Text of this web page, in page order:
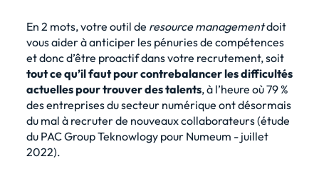
En 2 mots, votre outil de resource managementdoit
vous aider à anticiper les pénuries de compétences
et donc d’être proactif dans votre recrutement, soit
tout ce qu’il faut pour contrebalancer les difficultés
actuelles pour trouver des talents, à l’heure où 79 %
des entreprises du secteur numérique ont désormais
du mal à recruter de nouveaux collaborateurs (étude
du PAC Group Teknowlogy pour Numeum - juillet
2022).